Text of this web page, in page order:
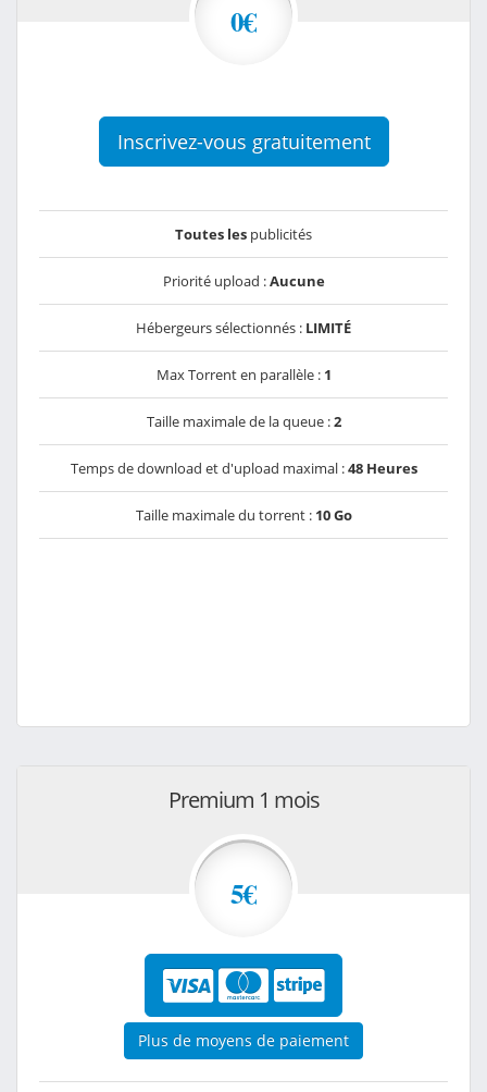
0€
Inscrivez-vous gratuitement
Toutes les publicités
Priorité upload :Aucune
Hébergeurs sélectionnés : LIMITÉ
Max Torrent en parallèle : 1
Taille maximale de la queue :2
Temps de download et d'upload maximal :48 Heures
Taille maximale du torrent : 10 Go
Premium 1 mois
5€
Plus de moyens de paiement